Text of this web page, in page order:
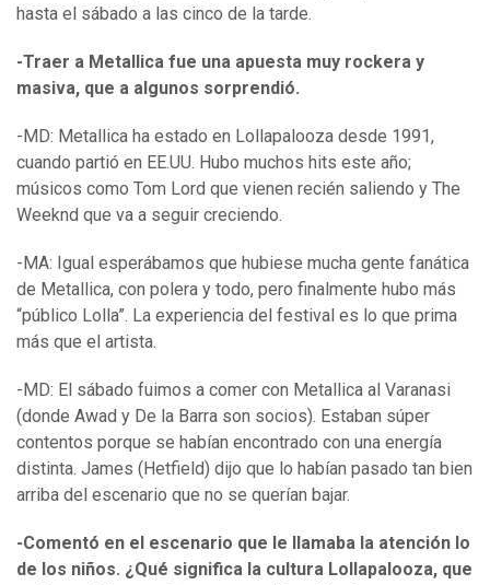
hasta el sábado a las cinco de la tarde.
-Traer a Metallica fue una apuesta muy rockera y
masiva, que a algunos sorprendió.
-MD: Metallica ha estado en Lollapalooza desde 1991,
cuando partió en EE.UU. Hubo muchos hits este año;
músicos como Tom Lord que vienen recién saliendo y The
Weeknd que va a seguir creciendo.
-MA: Igual esperábamos que hubiese mucha gente fanática
de Metallica, con polera y todo, pero finalmente hubo más
“público Lolla”. La experiencia del festival es lo que prima
más que el artista.
-MD: El sábado fuimos a comer con Metallica al Varanasi
(donde Awad y De la Barra son socios). Estaban súper
contentos porque se habían encontrado con una energía
distinta. James (Hetfield) dijo que lo habían pasado tan bien
arriba del escenario que no se querían bajar.
-Comentó en el escenario que le llamaba la atención lo
de los niños. ¿Qué significa la cultura Lollapalooza, que